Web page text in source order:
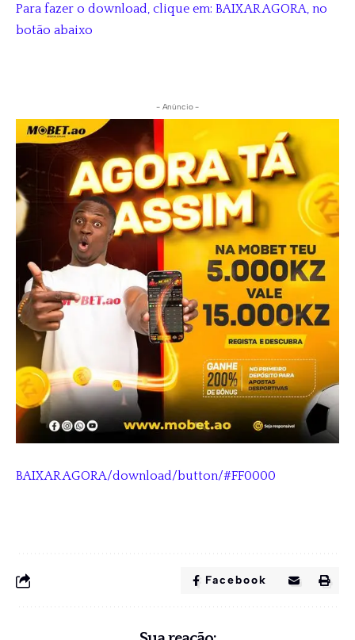
Para fazer o download, clique em: BAIXAR AGORA, no
botão abaixo
- Anúncio -
BAIXAR AGORA/download/button/#FF0000
Facebook